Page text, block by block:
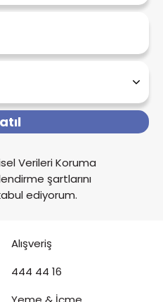
Verileri Koruma
şartlarını
ediyorum.
Alışveriş
444 44 16